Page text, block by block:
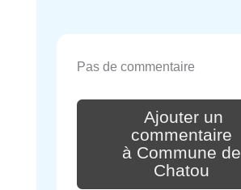
Pas de commentaire
Ajouter un
commentaire
à Commune de
Chatou